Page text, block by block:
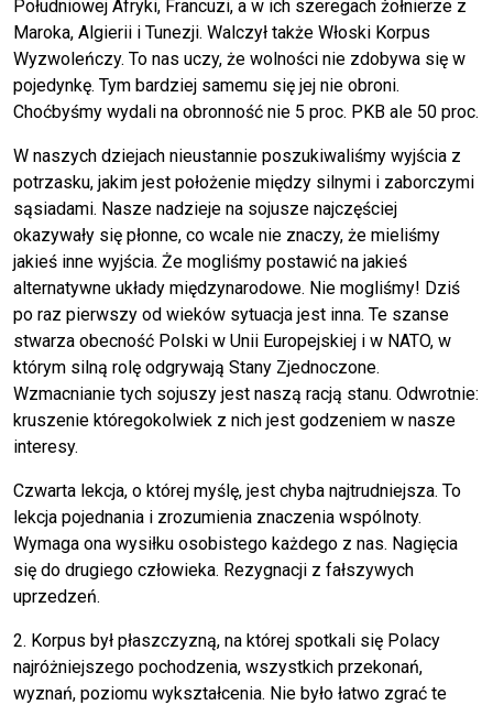
Południowej Afryki, Francuzi, a w ich szeregach żołnierze z
Maroka, Algierii i Tunezji. Walczył także Włoski Korpus
Wyzwoleńczy. To nas uczy, że wolności nie zdobywa się w
pojedynkę. Tym bardziej samemu się jej nie obroni.
Choćbyśmy wydali na obronność nie 5 proc. PKB ale 50 proc.
W naszych dziejach nieustannie poszukiwaliśmy wyjścia z
potrzasku, jakim jest położenie między silnymi i zaborczymi
sąsiadami. Nasze nadzieje na sojusze najczęściej
okazywały się płonne, co wcale nie znaczy, że mieliśmy
jakieś inne wyjścia. Że mogliśmy postawić na jakieś
alternatywne układy międzynarodowe. Nie mogliśmy! Dziś
po raz pierwszy od wieków sytuacja jest inna. Te szanse
stwarza obecność Polski w Unii Europejskiej i w NATO, w
którym silną rolę odgrywają Stany Zjednoczone.
Wzmacnianie tych sojuszy jest naszą racją stanu. Odwrotnie:
kruszenie któregokolwiek z nich jest godzeniem w nasze
interesy.
Czwarta lekcja, o której myślę, jest chyba najtrudniejsza. To
lekcja pojednania i zrozumienia znaczenia wspólnoty.
Wymaga ona wysiłku osobistego każdego z nas. Nagięcia
się do drugiego człowieka. Rezygnacji z fałszywych
uprzedzeń.
2. Korpus był płaszczyzną, na której spotkali się Polacy
najróżniejszego pochodzenia, wszystkich przekonań,
wyznań, poziomu wykształcenia. Nie było łatwo zgrać te